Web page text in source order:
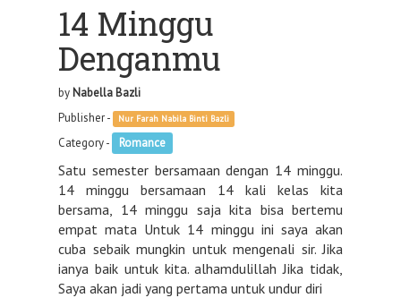
14 Minggu
Denganmu
by Nabella Bazli
Publisher -
Nur Farah Nabila Binti Bazli
Category - Romance
Satu semester bersamaan dengan 14 minggu.
14 minggu bersamaan 14 kali kelas kita
bersama, 14 minggu saja kita bisa bertemu
empat mata Untuk 14 minggu ini saya akan
cuba sebaik mungkin untuk mengenali sir. Jika
ianya baik untuk kita. alhamdulillah Jika tidak,
Saya akan jadi yang pertama untuk undur diri